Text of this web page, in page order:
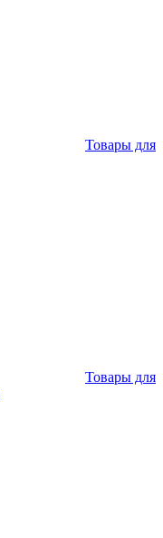
Товары для
Товары для